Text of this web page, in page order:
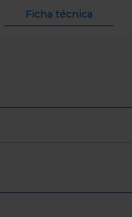
Ficha técnica